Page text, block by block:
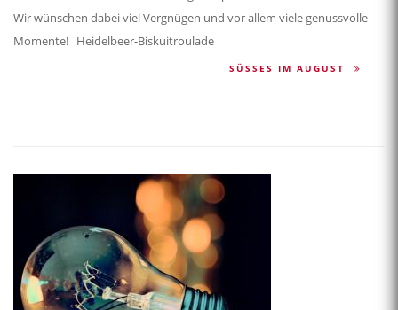
Wir wünschen dabei viel Vergnügen und vor allem viele genussvolle
Momente! Heidelbeer-Biskuitroulade
SÜSSES IM AUGUST